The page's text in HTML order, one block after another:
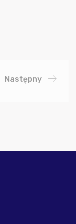
Następny